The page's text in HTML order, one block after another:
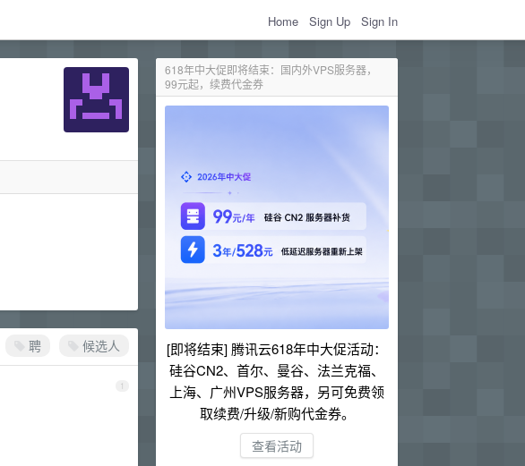
Home Sign Up Sign In
618年中大促即将结束：国内外VPS服务器，
99元起，续费代金券
[即将结束] 腾讯云618年中大促活动：
硅谷CN2、首尔、曼谷、法兰克福、
上海、广州VPS服务器，另可免费领
取续费/升级/新购代金券。
查看活动
聘 候选人
1